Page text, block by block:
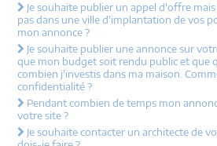
Je souhaite publier un appel d'offre
pas dans une ville d'implantation de vos
mon annonce ?
Je souhaite publier une annonce sur
que mon budget soit rendu public et que
combien j'investis dans ma maison.
confidentialité ?
Pendant combien de temps mon
votre site ?
Je souhaite contacter un architecte de